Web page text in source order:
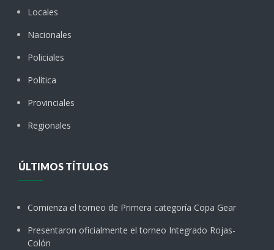
Locales
Nacionales
Policiales
Política
Provinciales
Regionales
ÚLTIMOS TÍTULOS
Comienza el torneo de Primera categoría Copa Gear
Presentaron oficialmente el torneo Integrado Rojas-
Colón